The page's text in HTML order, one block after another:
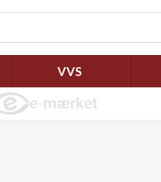
VVS